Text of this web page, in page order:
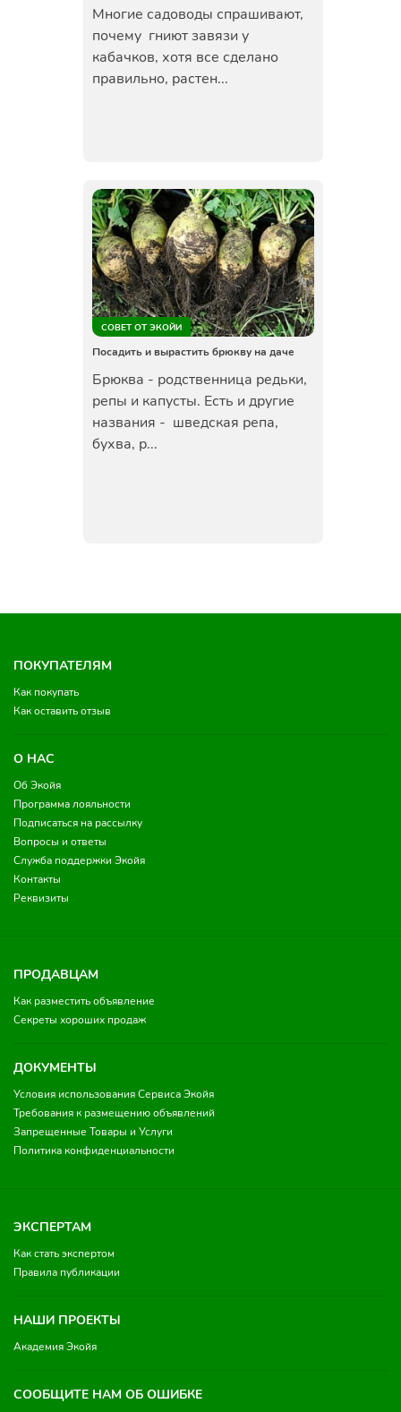
Многие садоводы спрашивают,
почему гниют завязи у
кабачков, хотя все сделано
правильно, растен...
СОВЕТ ОТ ЭКОЙИ
Посадить и вырастить брюкву на даче
Брюква - родственница редьки,
репы и капусты. Есть и другие
названия - шведская репа,
бухва, р...
ПОКУПАТЕЛЯМ
Как покупать
Как оставить отзыв
О НАС
Об Экойя
Программа лояльности
Подписаться на рассылку
Вопросы и ответы
Служба поддержки Экойя
Контакты
Реквизиты
ПРОДАВЦАМ
Как разместить объявление
Секреты хороших продаж
ДОКУМЕНТЫ
Условия использования Сервиса Экойя
Требования к размещению объявлений
Запрещенные Товары и Услуги
Политика конфиденциальности
ЭКСПЕРТАМ
Как стать экспертом
Правила публикации
НАШИ ПРОЕКТЫ
Академия Экойя
СООБЩИТЕ НАМ ОБ ОШИБКЕ